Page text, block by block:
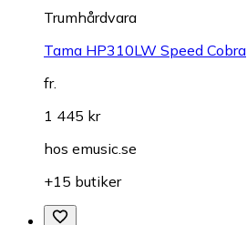
Trumhårdvara
Tama HP310LW Speed Cobra
fr.
1 445 kr
hos emusic.se
+15 butiker